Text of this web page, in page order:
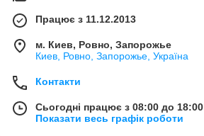
Працює з 11.12.2013
м. Киев, Ровно, Запорожье
Киев, Ровно, Запорожье, Україна
Контакти
Сьогодні працює з 08:00 до 18:00
Показати весь графік роботи